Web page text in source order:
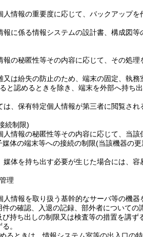
情報の重要度に応じて、バックアップを
に係る情報システムの設計書、構成図
の秘匿性等その内容に応じて、その処理
は紛失の防止のため、端末の固定、執務
と認めるときを除き、端末を外部へ持ち
、保有特定個人情報が第三者に閲覧さ
続制限)
人情報の秘匿性等その内容に応じて、当
体の端末等への接続の制限(当該機器の
体を持ち出す必要が生じた場合には、
理
人情報を取り扱う基幹的なサーバ等の機
の確認、入退の記録、部外者について
持ち出しの制限又は検査等の措置を講ず
。